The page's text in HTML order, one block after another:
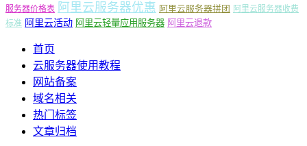
服务器价格表 阿里云服务器优惠 阿里云服务器拼团 阿里云服务器收费
标准 阿里云活动 阿里云轻量应用服务器 阿里云退款
首页
云服务器使用教程
网站备案
域名相关
热门标签
文章归档